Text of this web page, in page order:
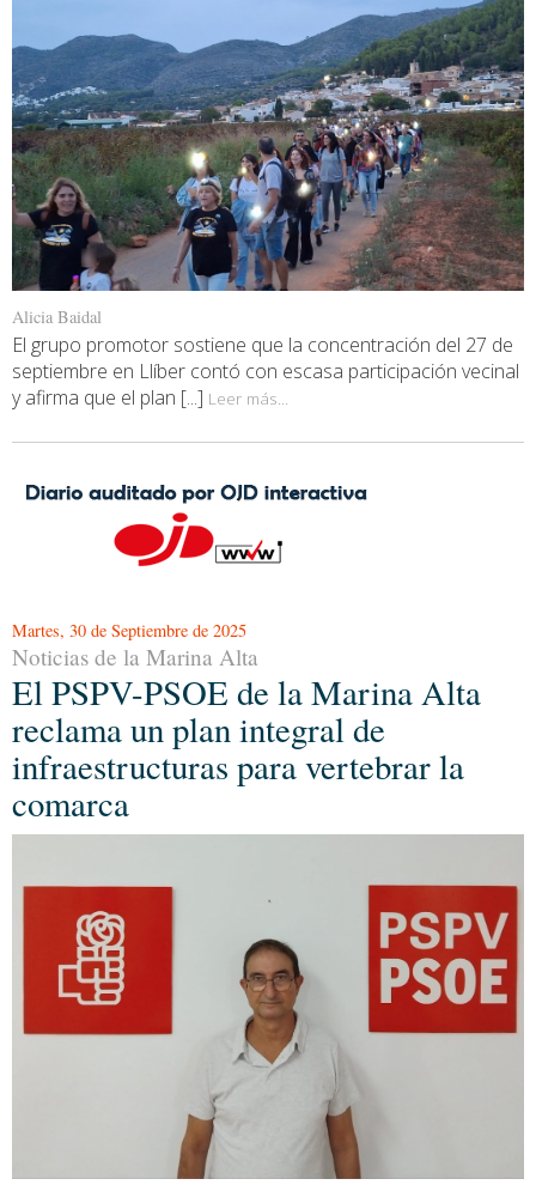
Alicia Baidal
El grupo promotor sostiene que la concentración del 27 de
septiembre en Llíber contó con escasa participación vecinal
y afirma que el plan [...] Leer más...
Martes, 30 de Septiembre de 2025
Noticias de la Marina Alta
El PSPV-PSOE de la Marina Alta
reclama un plan integral de
infraestructuras para vertebrar la
comarca